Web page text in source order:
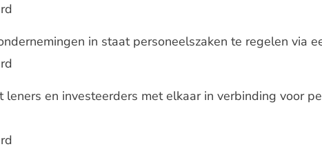
in staat personeelszaken te regelen via
leners en investeerders met elkaar in verbinding voor